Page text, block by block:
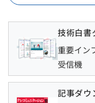
技術白書
重要イン
受信機
記事ダウ